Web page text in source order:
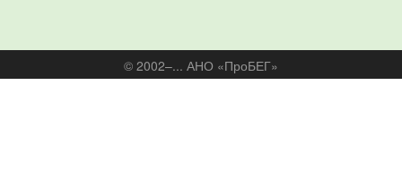
© 2002–... АНО «ПроБЕГ»